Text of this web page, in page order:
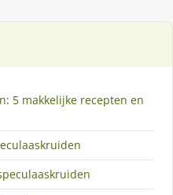
5 makkelijke recepten en